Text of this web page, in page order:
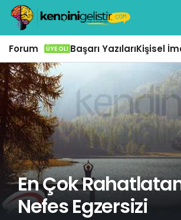
Forum ÜYE OL! Başarı YazılarıKişisel
En Çok
Nefes Egzersizi